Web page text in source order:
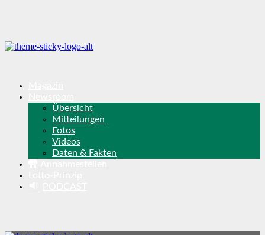
Übersicht
Mitteilungen
Fotos
Videos
Daten & Fakten